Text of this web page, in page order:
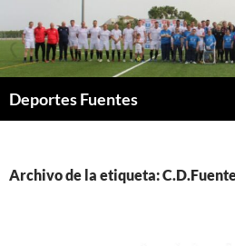
al
contenido
Deportes Fuentes
Archivo de la etiqueta: